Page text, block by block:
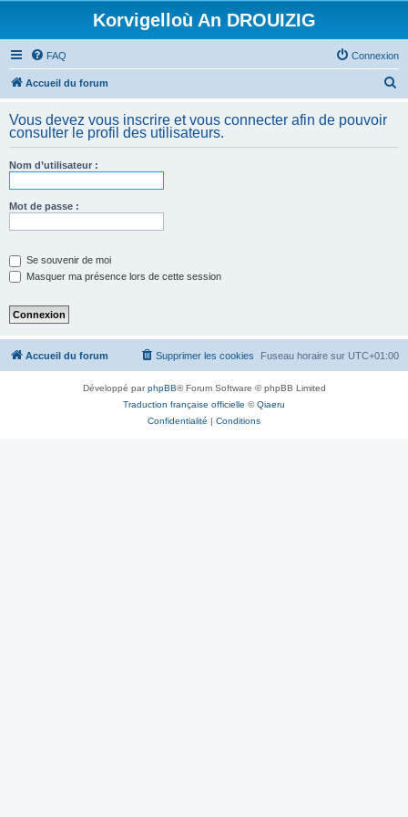
Korvigelloù An DROUIZIG
FAQ Connexion
Accueil du forum
h
Vous devez vous inscrire et vous connecter afin de pouvoir
consulter le profil des utilisateurs.
Nom d’utilisateur :
Mot de passe :
Se souvenir de moi
Masquer ma présence lors de cette session
Accueil du forum Fuseau horaire sur UTC+01:00
Supprimer les cookies
Développé parphpBB® Forum Software © phpBB Limited
Traduction française officielle ©Qiaeru
Confidentialité | Conditions